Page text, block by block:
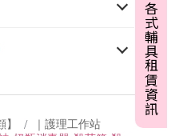
各式輔具租賃資訊
】
｜護理工作站